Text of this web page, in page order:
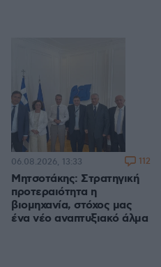
Μητσοτάκης: Στρατηγική
προτεραιότητα η
βιομηχανία, στόχος μας
ένα νέο αναπτυξιακό άλμα
06.08.2026, 13:33 112